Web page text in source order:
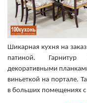
Шикарная кухня на
патиной. Гарнитур
декоративными
виньеткой на портале.
в больших помещениях